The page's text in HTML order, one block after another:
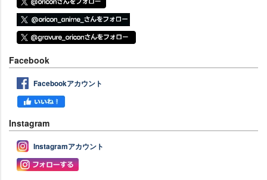
Facebook
Facebookアカウント
Instagram
Instagramアカウント